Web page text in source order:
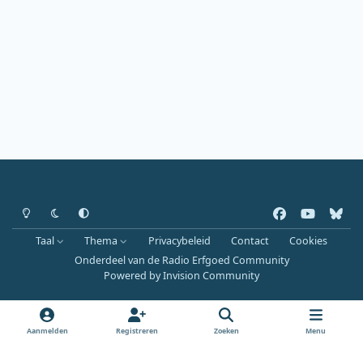
Heldere modus
Donkere modus
Systeemvoorkeur
a
c
e
o
o
u
b
b
l
u
k
y
Taal Thema Privacybeleid Contact
Cookies
Onderdeel van de Radio Erfgoed Community
Powered byInvision Community
Aanmelden Registreren Zoeken Menu